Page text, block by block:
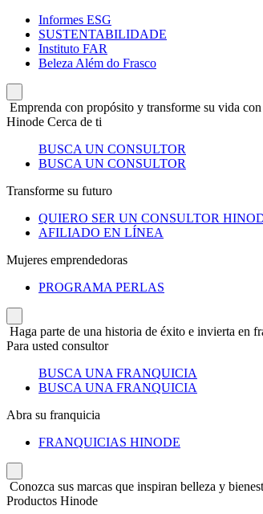
Informes ESG
SUSTENTABILIDADE
Instituto FAR
Beleza Além do Frasco
Emprenda con propósito y transforme su vida
Hinode Cerca de ti
BUSCA UN CONSULTOR
BUSCA UN CONSULTOR
Transforme su futuro
QUIERO SER UN CONSULTOR
AFILIADO EN LÍNEA
Mujeres emprendedoras
PROGRAMA PERLAS
Haga parte de una historia de éxito e invierta en
Para usted consultor
BUSCA UNA FRANQUICIA
BUSCA UNA FRANQUICIA
Abra su franquicia
FRANQUICIAS HINODE
Conozca sus marcas que inspiran belleza y
Productos Hinode